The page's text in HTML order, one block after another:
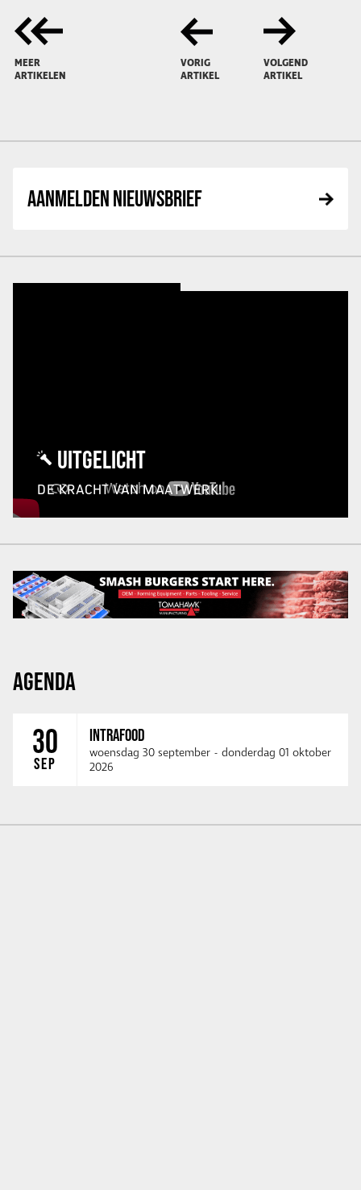
MEER
ARTIKELEN
VORIG
ARTIKEL
VOLGEND
ARTIKEL
AANMELDEN NIEUWSBRIEF
UITGELICHT
DE KRACHT VAN MAATWERK!
AGENDA
30
SEP
INTRAFOOD
woensdag 30 september - donderdag 01 oktober
2026